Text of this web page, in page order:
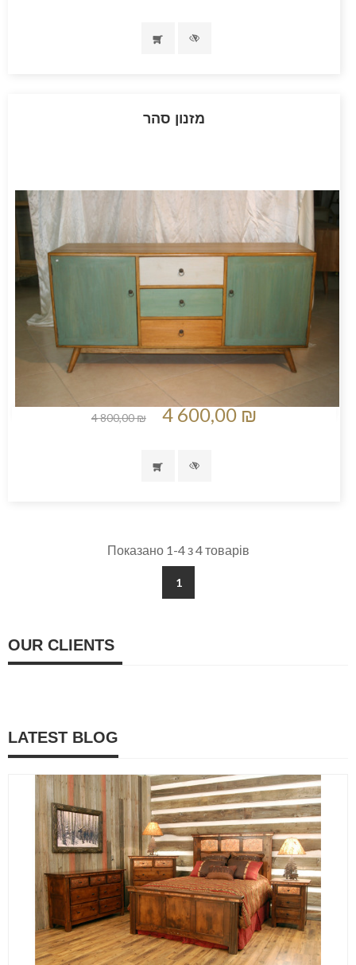
מזנון סהר
4 800,00 ₪ 4 600,00 ₪
Показано 1-4 з 4 товарів
1
OUR CLIENTS
LATEST BLOG